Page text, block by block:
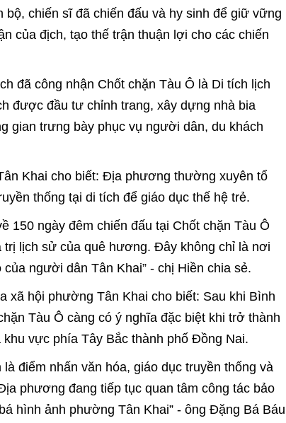
chiến sĩ đã chiến đấu và hy sinh để giữ vững
của địch, tạo thế trận thuận lợi cho các chiến
đã công nhận Chốt chặn Tàu Ô là Di tích lịch
được đầu tư chỉnh trang, xây dựng nhà bia
gian trưng bày phục vụ người dân, du khách
Khai cho biết: Địa phương thường xuyên tổ
thống tại di tích để giáo dục thế hệ trẻ.
150 ngày đêm chiến đấu tại Chốt chặn Tàu Ô
lịch sử của quê hương. Đây không chỉ là nơi
người dân Tân Khai” - chị Hiền chia sẻ.
xã hội phường Tân Khai cho biết: Sau khi Bình
Tàu Ô càng có ý nghĩa đặc biệt khi trở thành
khu vực phía Tây Bắc thành phố Đồng Nai.
điểm nhấn văn hóa, giáo dục truyền thống và
phương đang tiếp tục quan tâm công tác bảo
hình ảnh phường Tân Khai” - ông Đặng Bá Báu